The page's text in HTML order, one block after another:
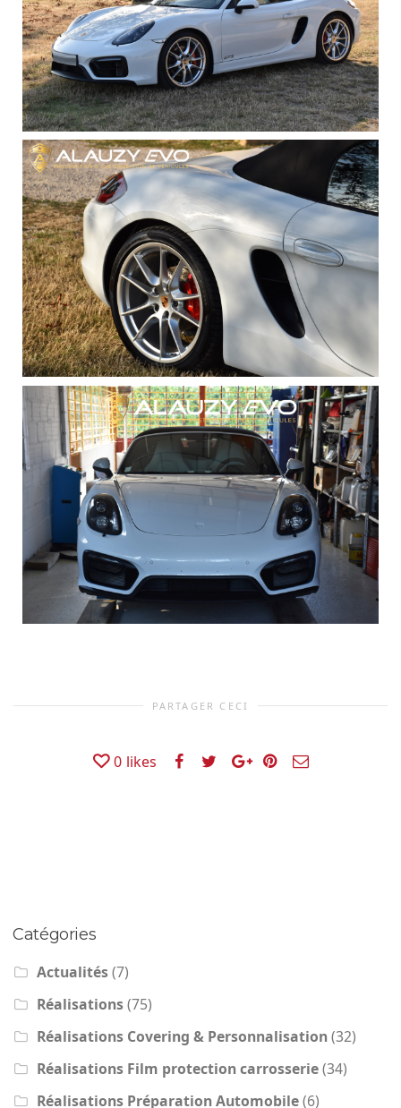
PARTAGER CECI
0 likes
Catégories
Actualités(7)
Réalisations(75)
Réalisations Covering & Personnalisation(32)
Réalisations Film protection carrosserie(34)
Réalisations Préparation Automobile(6)